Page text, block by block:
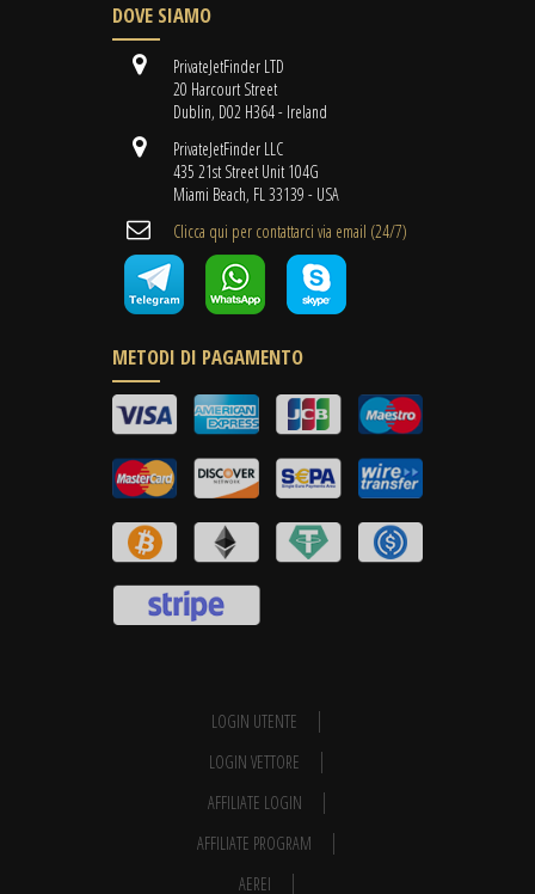
DOVE SIAMO
PrivateJetFinder LTD
20 Harcourt Street
Dublin, D02 H364 - Ireland
PrivateJetFinder LLC
435 21st Street Unit 104G
Miami Beach, FL 33139 - USA
Clicca qui per contattarci via email (24/7)
METODI DI PAGAMENTO
LOGIN UTENTE
LOGIN VETTORE
AFFILIATE LOGIN
AFFILIATE PROGRAM
AEREI